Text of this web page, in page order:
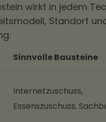
wirkt in jedem
Standort
Sinnvolle Bausteine
Internetzuschuss,
Essenszuschuss,